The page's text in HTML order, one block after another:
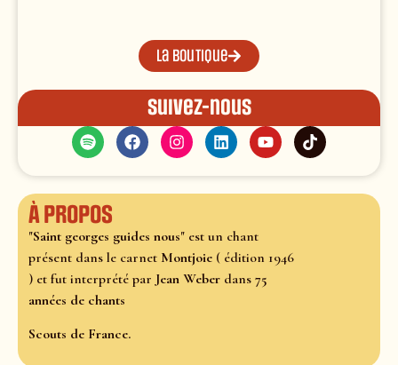
La boutique
Suivez-nous
À propos
"Saint georges guides nous" est un chant
présent dans le carnet Montjoie ( édition 1946
) et fut interprété par Jean Weber dans 75
années de chants
Scouts de France.